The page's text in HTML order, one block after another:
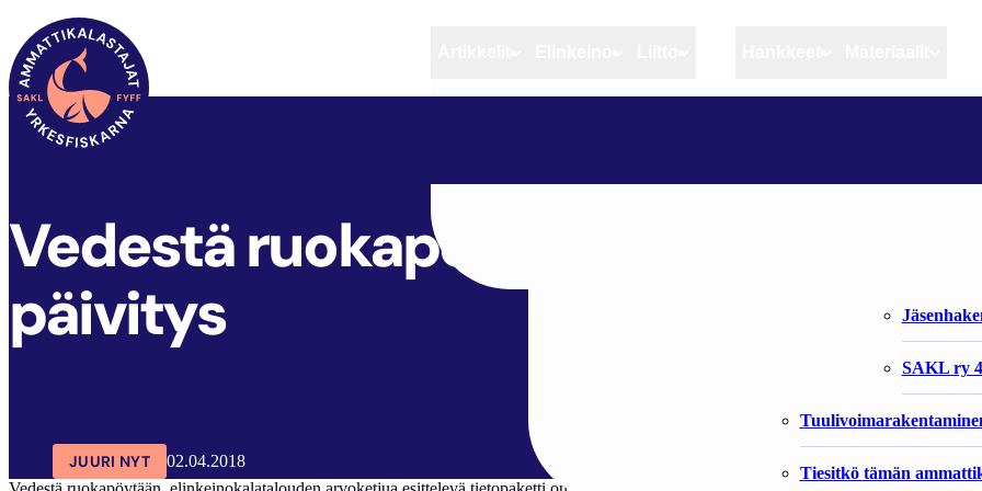
Artikkelit Elinkeino
Rannikko ja
Elinkeinokalatalouden
Kalat ja kalatalous
Vahinkoeläimet
Tiesitkö tämän
Liitto
Liiton
SAKL ry
SAKL ARTIKKELIT
Vedestä ruokapöytään tietopaketin
päivitys
JUURI NYT
02.04.2018